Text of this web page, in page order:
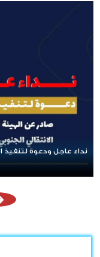
عدن
بن لسود:
القتالية